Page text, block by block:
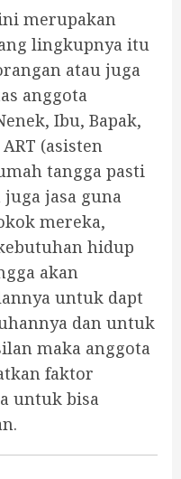
merupakan
lingkupnya itu
atau juga
anggota
Ibu, Bapak,
(asisten
tangga pasti
jasa guna
mereka,
hidup
akan
untuk dapt
dan untuk
maka anggota
faktor
untuk bisa